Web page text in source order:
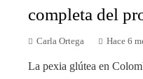
completa del
Carla Ortega Hace 6
La pexia glútea en